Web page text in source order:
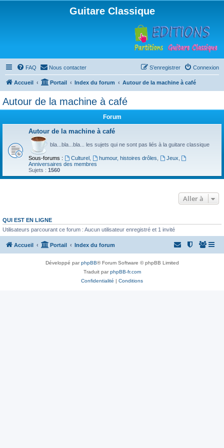
Guitare Classique
FAQ Nous contacter Connexion
S’enregistrer
Accueil Portail Index du forum Autour de la machine à café
Autour de la machine à café
Forum
Autour de la machine à café
bla...bla...bla... les sujets qui ne sont pas liés à la guitare classique
Sous-forums : Culturel, humour, histoires drôles Jeux
Anniversaires des membres
Sujets : 1560
Aller à
QUI EST EN LIGNE
Utilisateurs parcourant ce forum : Aucun utilisateur enregistré et 1 invité
Accueil Portail Index du forum
Développé parphpBB® Forum Software © phpBB Limited
Traduit parphpBB-fr.com
Confidentialité | Conditions